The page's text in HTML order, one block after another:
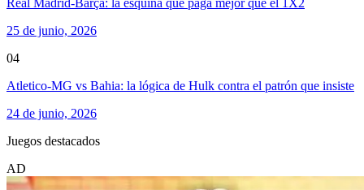
Real Madrid-Barça: la esquina que paga mejor que el 1X2
25 de junio, 2026
04
Atletico-MG vs Bahia: la lógica de Hulk contra el patrón que insiste
24 de junio, 2026
Juegos destacados
AD